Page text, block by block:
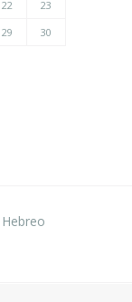
22
23
29
30